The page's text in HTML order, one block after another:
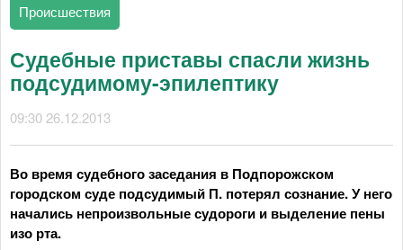
Происшествия
Судебные приставы спасли жизнь
подсудимому-эпилептику
09:30 26.12.2013
Во время судебного заседания в Подпорожском
городском суде подсудимый П. потерял сознание. У него
начались непроизвольные судороги и выделение пены
изо рта.